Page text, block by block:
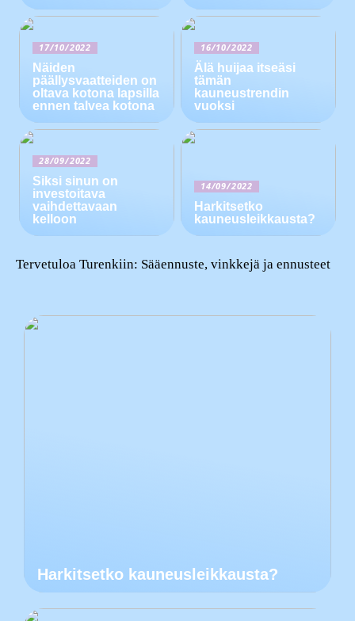
17/10/2022
Näiden
päällysvaatteiden on
oltava kotona lapsilla
ennen talvea kotona
16/10/2022
Älä huijaa itseäsi
tämän
kauneustrendin
vuoksi
28/09/2022
Siksi sinun on
investoitava
vaihdettavaan
kelloon
14/09/2022
Harkitsetko
kauneusleikkausta?
Tervetuloa Turenkiin: Sääennuste, vinkkejä ja ennusteet
Harkitsetko kauneusleikkausta?